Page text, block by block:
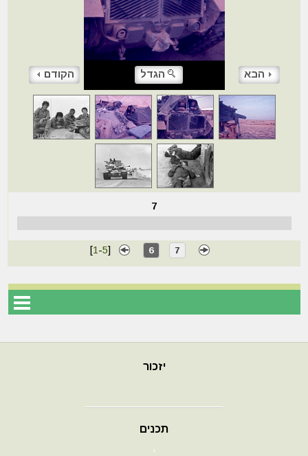
הקודם הגדל הבא
7
[1 -5] 6 7
יזכור
תכנים
י